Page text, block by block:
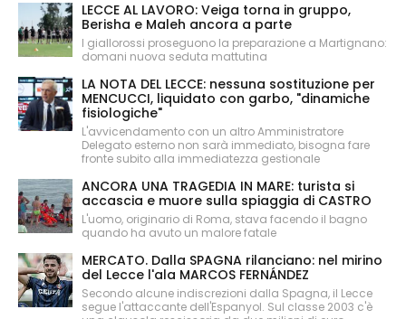
LECCE AL LAVORO: Veiga torna in gruppo,
Berisha e Maleh ancora a parte
I giallorossi proseguono la preparazione a Martignano:
domani nuova seduta mattutina
LA NOTA DEL LECCE: nessuna sostituzione per
MENCUCCI, liquidato con garbo, "dinamiche
fisiologiche"
L'avvicendamento con un altro Amministratore
Delegato esterno non sarà immediato, bisogna fare
fronte subito alla immediatezza gestionale
ANCORA UNA TRAGEDIA IN MARE: turista si
accascia e muore sulla spiaggia di CASTRO
L'uomo, originario di Roma, stava facendo il bagno
quando ha avuto un malore fatale
MERCATO. Dalla SPAGNA rilanciano: nel mirino
del Lecce l'ala MARCOS FERNÁNDEZ
Secondo alcune indiscrezioni dalla Spagna, il Lecce
segue l'attaccante dell'Espanyol. Sul classe 2003 c'è